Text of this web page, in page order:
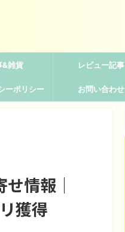
&雑貨 レビュー記事
ーポリシー お問い合わせ
情報｜
獲得